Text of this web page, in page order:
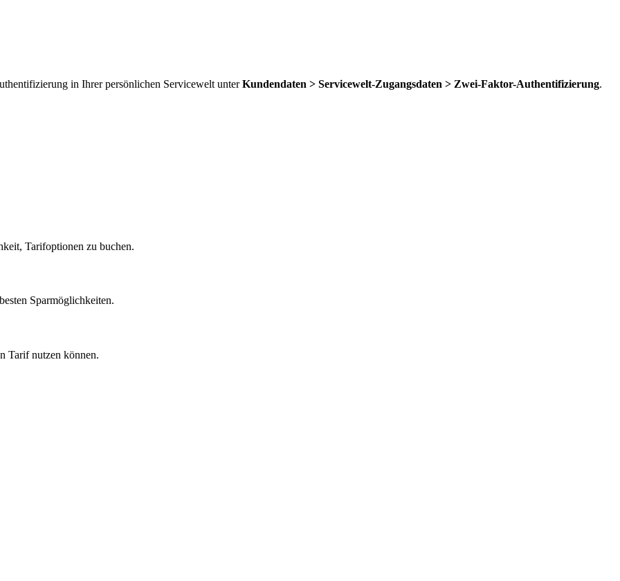
in Ihrer persönlichen Servicewelt unterKundendaten > Servicewelt-Zugangsdaten > Zwei-Faktor-Authentifizierung.
Tarifoptionen zu buchen.
Sparmöglichkeiten.
Tarif nutzen können.